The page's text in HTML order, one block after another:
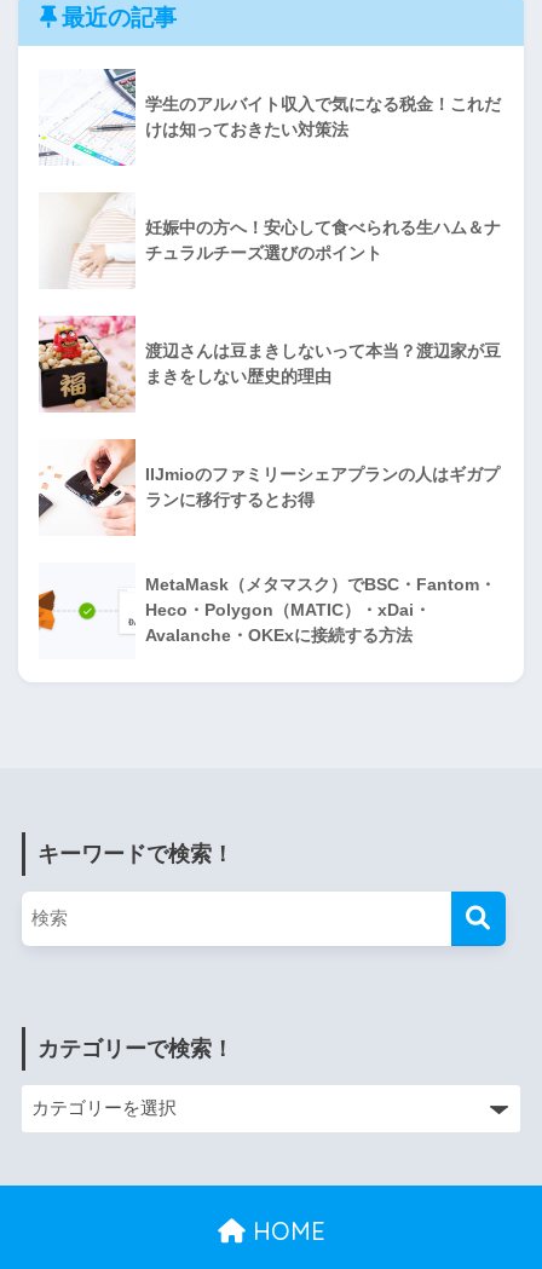
最近の記事
学生のアルバイト収入で気になる税金！これだ
けは知っておきたい対策法
妊娠中の方へ！安心して食べられる生ハム＆ナ
チュラルチーズ選びのポイント
渡辺さんは豆まきしないって本当？渡辺家が豆
まきをしない歴史的理由
IIJmioのファミリーシェアプランの人はギガプ
ランに移行するとお得
MetaMask（メタマスク）でBSC・Fantom・
Heco・Polygon（MATIC）・xDai・
Avalanche・OKExに接続する方法
キーワードで検索！
カテゴリーで検索！
HOME